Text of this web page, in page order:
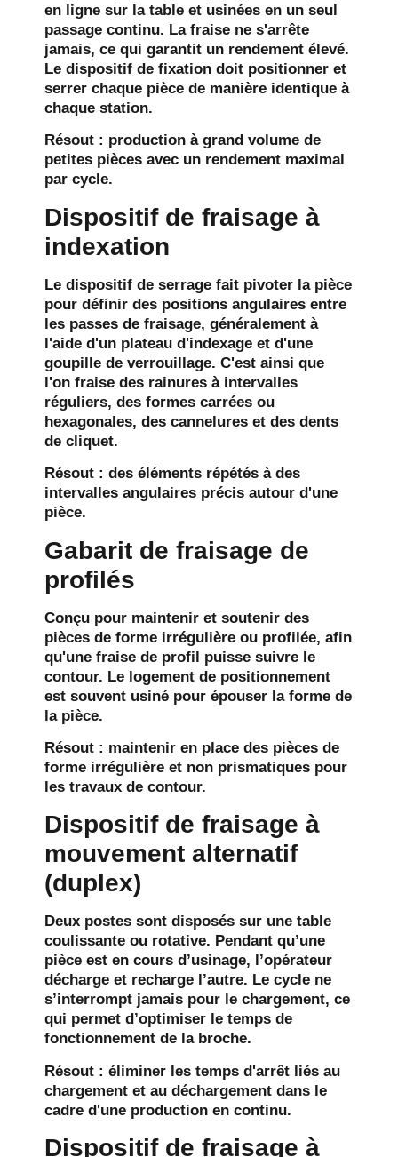
en ligne sur la table et usinées en un seul
passage continu. La fraise ne s'arrête
jamais, ce qui garantit un rendement élevé.
Le dispositif de fixation doit positionner et
serrer chaque pièce de manière identique à
chaque station.
Résout : production à grand volume de
petites pièces avec un rendement maximal
par cycle.
Dispositif de fraisage à
indexation
Le dispositif de serrage fait pivoter la pièce
pour définir des positions angulaires entre
les passes de fraisage, généralement à
l'aide d'un plateau d'indexage et d'une
goupille de verrouillage. C'est ainsi que
l'on fraise des rainures à intervalles
réguliers, des formes carrées ou
hexagonales, des cannelures et des dents
de cliquet.
Résout : des éléments répétés à des
intervalles angulaires précis autour d'une
pièce.
Gabarit de fraisage de
profilés
Conçu pour maintenir et soutenir des
pièces de forme irrégulière ou profilée, afin
qu'une fraise de profil puisse suivre le
contour. Le logement de positionnement
est souvent usiné pour épouser la forme de
la pièce.
Résout : maintenir en place des pièces de
forme irrégulière et non prismatiques pour
les travaux de contour.
Dispositif de fraisage à
mouvement alternatif
(duplex)
Deux postes sont disposés sur une table
coulissante ou rotative. Pendant qu’une
pièce est en cours d’usinage, l’opérateur
décharge et recharge l’autre. Le cycle ne
s’interrompt jamais pour le chargement, ce
qui permet d’optimiser le temps de
fonctionnement de la broche.
Résout : éliminer les temps d'arrêt liés au
chargement et au déchargement dans le
cadre d'une production en continu.
Dispositif de fraisage à